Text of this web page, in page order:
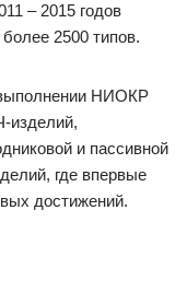
– 2015 годов
2500 типов.
НИОКР
изделий,
и пассивной
где впервые
достижений.